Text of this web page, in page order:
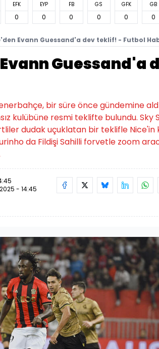
EFK
0
EYP
0
FB
0
GS
0
GFK
0
GB
0
Evann Guessand'a dev teklif! - Futbol
Guessand'a
bir süre önce gündemine
kulübüne resmi teklifte bulundu. Sky
dudak uçuklatan bir teklifle Nice'in
da Fildişi Sahilli forvetle zoom
- 14:45